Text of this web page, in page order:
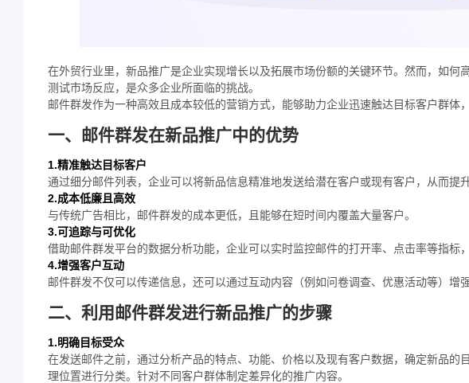
在外贸行业里，新品推广是企业实现增长以及拓展市场份额的关键环节。然而，如何
测试市场反应，是众多企业所面临的挑战。
邮件群发作为一种高效且成本较低的营销方式，能够助力企业迅速触达目标客户群体
一、邮件群发在新品推广中的优势
1.精准触达目标客户
通过细分邮件列表，企业可以将新品信息精准地发送给潜在客户或现有客户，从而提升
2.成本低廉且高效
与传统广告相比，邮件群发的成本更低，且能够在短时间内覆盖大量客户。
3.可追踪与可优化
借助邮件群发平台的数据分析功能，企业可以实时监控邮件的打开率、点击率等指标
4.增强客户互动
邮件群发不仅可以传递信息，还可以通过互动内容（例如问卷调查、优惠活动等）增
二、利用邮件群发进行新品推广的步骤
1.明确目标受众
在发送邮件之前，通过分析产品的特点、功能、价格以及现有客户数据，确定新品的
理位置进行分类。针对不同客户群体制定差异化的推广内容。